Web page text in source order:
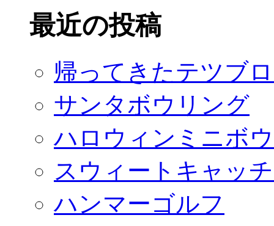
最近の投稿
帰ってきたテツブ
サンタボウリング
ハロウィンミニボ
スウィートキャッ
ハンマーゴルフ